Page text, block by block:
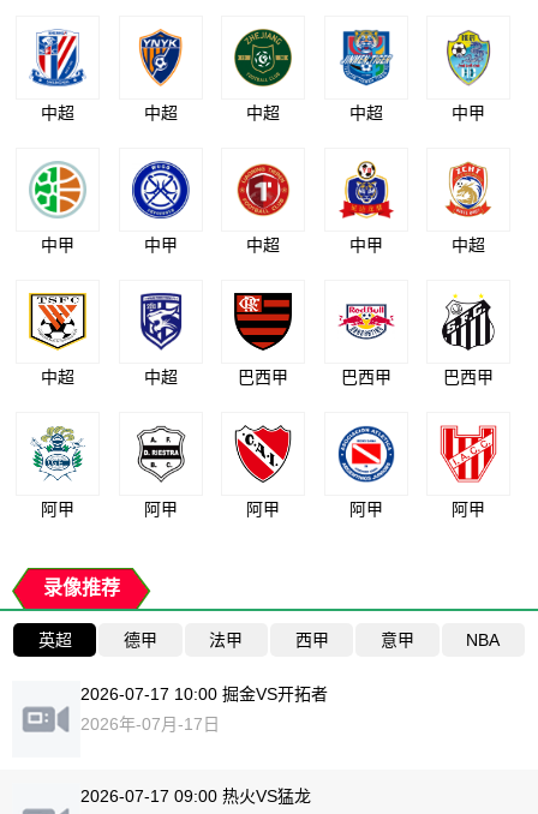
中超 中超 中超 中超 中甲
中甲 中甲 中超 中甲 中超
中超 中超 巴西甲 巴西甲 巴西甲
阿甲 阿甲 阿甲 阿甲 阿甲
录像推荐
英超 德甲 法甲 西甲 意甲 NBA
2026-07-17 10:00 掘金VS开拓者
2026年-07月-17日
2026-07-17 09:00 热火VS猛龙